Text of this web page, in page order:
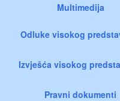
Multimedija
Odluke visokog
Izvješća visokog
Pravni dokumenti